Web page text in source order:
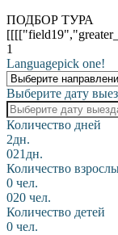
ПОДБОР ТУРА
1
Languagepick one!
Выберите дату
Количество дней
2дн.
021дн.
Количество
0 чел.
020 чел.
Количество детей
0 чел.